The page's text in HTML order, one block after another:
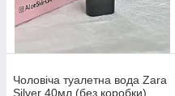
Чоловіча туалетна вода Zara
Silver 40мл (без коробки)